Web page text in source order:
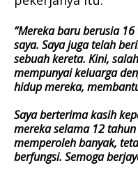
“Mereka baru berusia
saya. Saya juga telah
sebuah kereta. Kini,
mempunyai keluarga
hidup mereka,
Saya berterima kasih
mereka selama 12
memperoleh banyak,
berfungsi. Semoga